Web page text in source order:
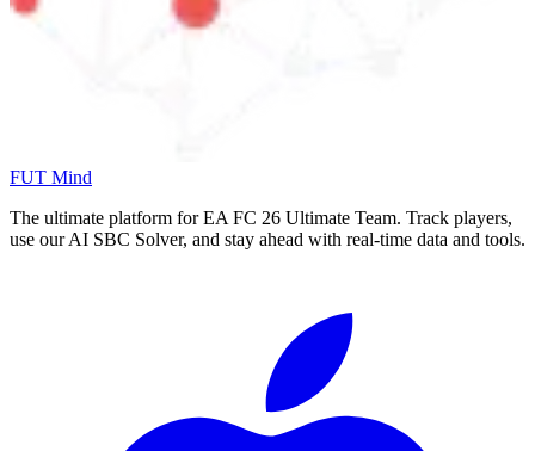
FUT Mind
The ultimate platform for EA FC 26 Ultimate Team. Track players,
use our AI SBC Solver, and stay ahead with real-time data and tools.